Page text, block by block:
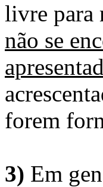
livre para
não se
forem
3) Em